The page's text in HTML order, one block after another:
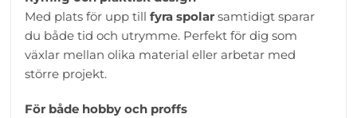
Med plats för upp tillfyra spolar samtidigt sparar
du både tid och utrymme. Perfekt för dig som
växlar mellan olika material eller arbetar med
större projekt.
För både hobby och proffs